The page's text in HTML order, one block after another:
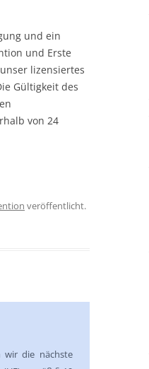
und ein
und Erste
lizensiertes
Gültigkeit des
von 24
veröffentlicht.
wir die nächste